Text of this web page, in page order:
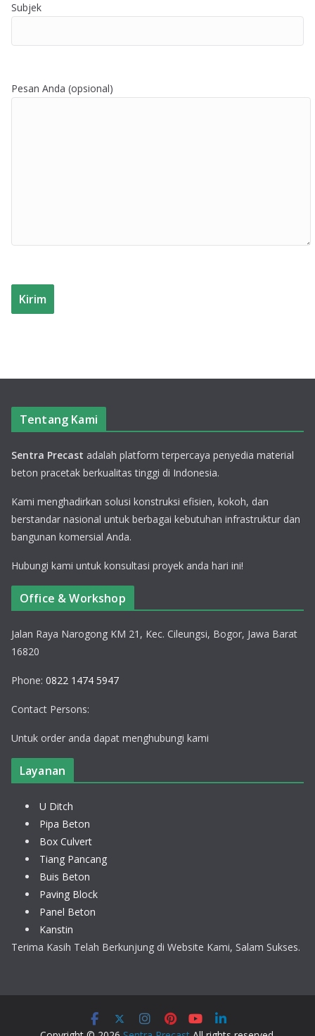
Subjek
Pesan Anda (opsional)
Tentang Kami
Sentra Precast adalah platform terpercaya penyedia material
beton pracetak berkualitas tinggi di Indonesia.
Kami menghadirkan solusi konstruksi efisien, kokoh, dan
berstandar nasional untuk berbagai kebutuhan infrastruktur dan
bangunan komersial Anda.
Hubungi kami untuk konsultasi proyek anda hari ini!
Office & Workshop
Jalan Raya Narogong KM 21, Kec. Cileungsi, Bogor, Jawa Barat
16820
Phone: 0822 1474 5947
Contact Persons:
Untuk order anda dapat menghubungi kami
Layanan
U Ditch
Pipa Beton
Box Culvert
Tiang Pancang
Buis Beton
Paving Block
Panel Beton
Kanstin
Terima Kasih Telah Berkunjung di Website Kami, Salam Sukses.